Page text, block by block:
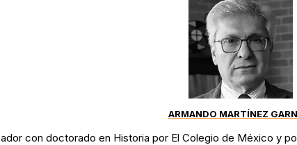
ARMANDO MARTÍNEZ
con doctorado en Historia por El Colegio de México y